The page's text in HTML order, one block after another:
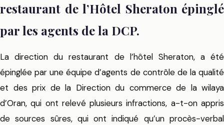
restaurant de l’Hôtel Sheraton épinglé
par les agents de la DCP.
La direction du restaurant de l’hôtel Sheraton, a été
épinglée par une équipe d’agents de contrôle de la qualité
et des prix de la Direction du commerce de la wilaya
d’Oran, qui ont relevé plusieurs infractions, a-t-on appris
de sources sûres, qui ont indiqué qu’un procès-verbal